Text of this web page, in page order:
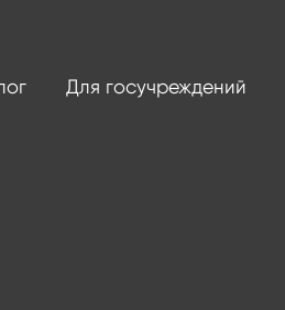
Для госучреждений